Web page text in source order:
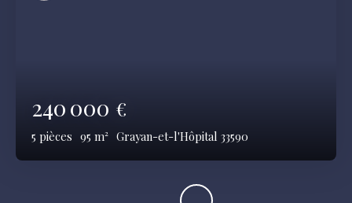
240 000 €
5 pièces 95 m² Grayan-et-l'Hôpital 33590